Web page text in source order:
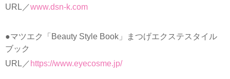
URL／www.dsn-k.com
●マツエク「Beauty Style Book」まつげエクステスタイル
ブック
URL／https://www.eyecosme.jp/